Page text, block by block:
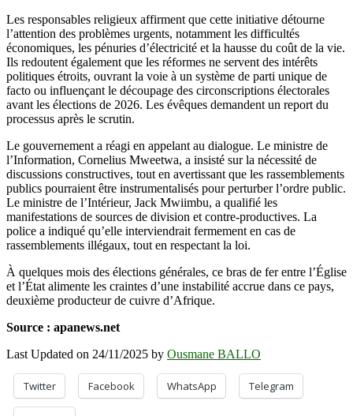
Les responsables religieux affirment que cette initiative détourne
l’attention des problèmes urgents, notamment les difficultés
économiques, les pénuries d’électricité et la hausse du coût de la vie.
Ils redoutent également que les réformes ne servent des intérêts
politiques étroits, ouvrant la voie à un système de parti unique de
facto ou influençant le découpage des circonscriptions électorales
avant les élections de 2026. Les évêques demandent un report du
processus après le scrutin.
Le gouvernement a réagi en appelant au dialogue. Le ministre de
l’Information, Cornelius Mweetwa, a insisté sur la nécessité de
discussions constructives, tout en avertissant que les rassemblements
publics pourraient être instrumentalisés pour perturber l’ordre public.
Le ministre de l’Intérieur, Jack Mwiimbu, a qualifié les
manifestations de sources de division et contre-productives. La
police a indiqué qu’elle interviendrait fermement en cas de
rassemblements illégaux, tout en respectant la loi.
À quelques mois des élections générales, ce bras de fer entre l’Église
et l’État alimente les craintes d’une instabilité accrue dans ce pays,
deuxième producteur de cuivre d’Afrique.
Source : apanews.net
Last Updated on 24/11/2025 by Ousmane BALLO
Twitter Facebook WhatsApp Telegram